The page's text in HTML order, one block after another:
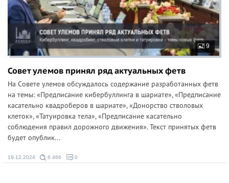
9
Совет улемов принял ряд актуальных фетв
На Совете улемов обсуждалось содержание разработанных фетв
на темы: «Предписание кибербуллинга в шариате», «Предписание
касательно квадроберов в шариате», «Донорство стволовых
клеток», «Татуировка тела», «Предписание касательно
соблюдения правил дорожного движения». Текст принятых фетв
будет опублик...
19.12.2024 6 466 0